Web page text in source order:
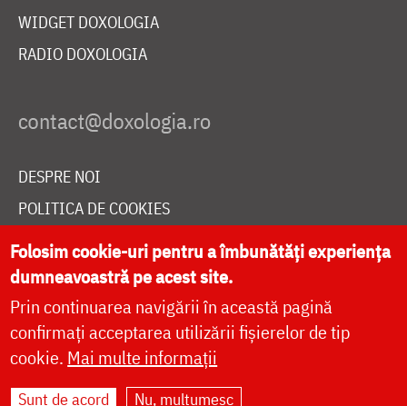
WIDGET DOXOLOGIA
RADIO DOXOLOGIA
DESPRE NOI
POLITICA DE COOKIES
DONEAZĂ ONLINE PENTRU CATEDRALA NAȚIONALĂ
LIVE
Site dezvoltat deDOXOLOGIA MEDIA
Folosim cookie-uri pentru a îmbunătăți experiența
dumneavoastră pe acest site.
Prin continuarea navigării în această pagină
confirmați acceptarea utilizării fișierelor de tip
cookie. Mai multe informații
Sunt de acord Nu, mulțumesc